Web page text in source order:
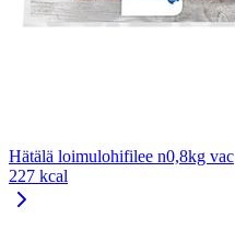
Hätälä loimulohifilee n0,8kg vac
227 kcal